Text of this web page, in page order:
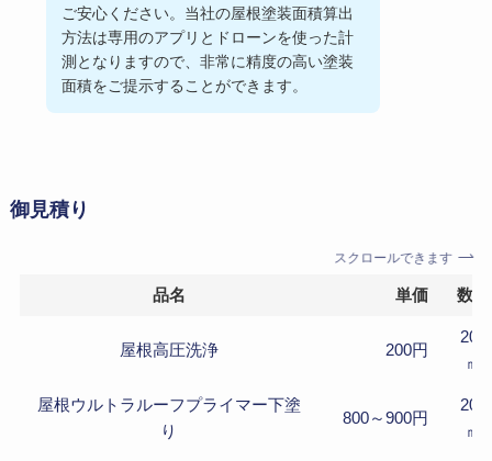
ご安心ください。当社の屋根塗装面積算出
方法は専用のアプリとドローンを使った計
測となりますので、非常に精度の高い塗装
面積をご提示することができます。
御見積り
スクロールできます
品名 単価 数量
屋根高圧洗浄 200円
206
㎡
屋根ウルトラルーフプライマー下塗
り
800～900円
206
㎡